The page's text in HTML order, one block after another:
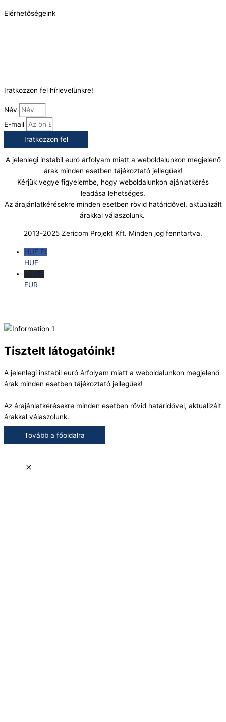
Elérhetőségeink
Iratkozzon fel hírlevelünkre!
Név
E-mail
Iratkozzon fel
A jelenlegi instabil euró árfolyam miatt a weboldalunkon megjelenő
árak minden esetben tájékoztató jellegűek!
Kérjük vegye figyelembe, hogy weboldalunkon ajánlatkérés
leadása lehetséges.
Az árajánlatkérésekre minden esetben rövid határidővel, aktualizált
árakkal válaszolunk.
2013-2025 Zericom Projekt Kft. Minden jog fenntartva.
HUF Ft
HUF
EUR €
EUR
Tisztelt látogatóink!
A jelenlegi instabil euró árfolyam miatt a weboldalunkon megjelenő
árak minden esetben tájékoztató jellegűek!
Az árajánlatkérésekre minden esetben rövid határidővel, aktualizált
árakkal válaszolunk.
Tovább a főoldalra